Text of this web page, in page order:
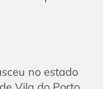
no estado